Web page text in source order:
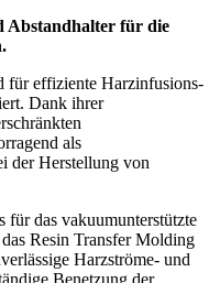
Abstandhalter für die
für effiziente Harzinfusions-
Dank ihrer
als
der Herstellung von
das vakuumunterstützte
Resin Transfer Molding
Harzströme- und
Benetzung der